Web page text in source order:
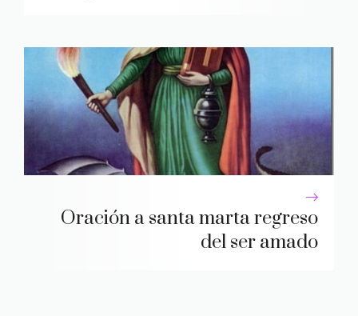
Oración a santa marta regreso
del ser amado